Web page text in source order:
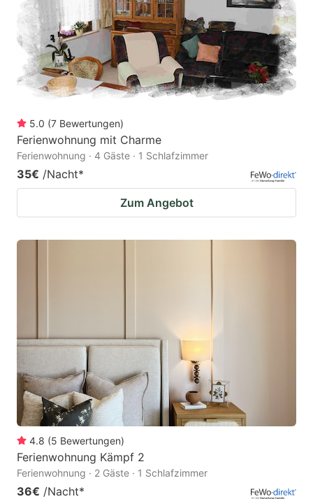
5.0 (7 Bewertungen)
Ferienwohnung mit Charme
Ferienwohnung · 4 Gäste · 1 Schlafzimmer
35€ /Nacht*
Zum Angebot
4.8 (5 Bewertungen)
Ferienwohnung Kämpf 2
Ferienwohnung · 2 Gäste · 1 Schlafzimmer
36€ /Nacht*